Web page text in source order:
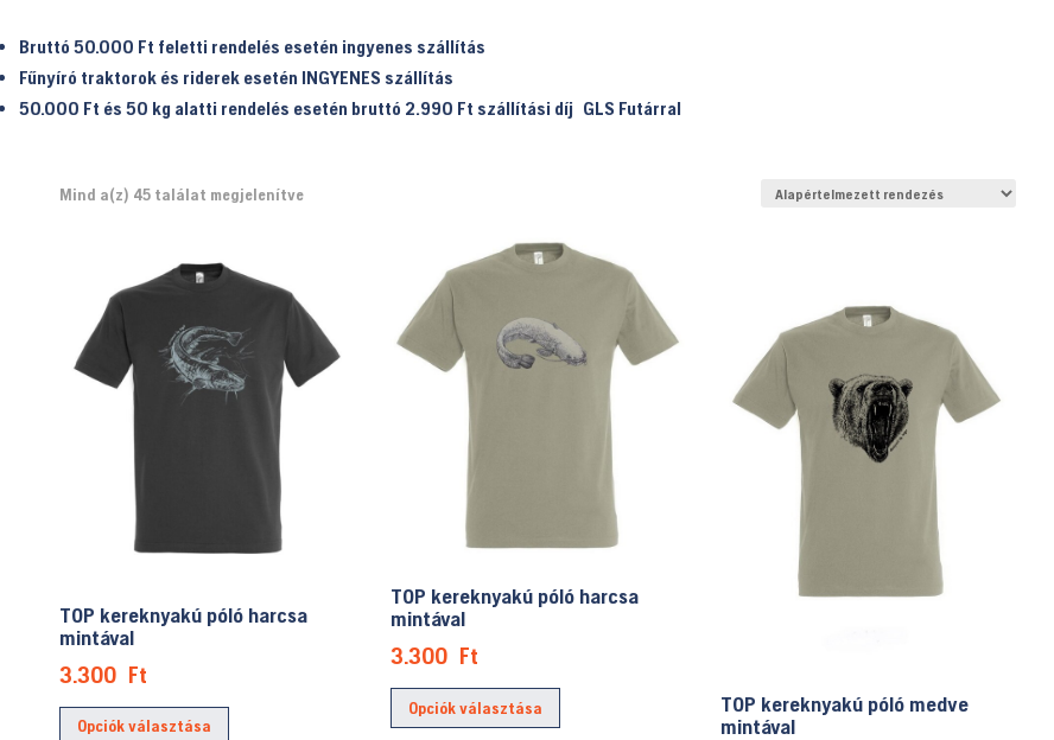
Bruttó 50.000 Ft feletti rendelés esetén ingyenes szállítás
Fűnyíró traktorok és riderek esetén INGYENES szállítás
50.000 Ft és 50 kg alatti rendelés esetén bruttó 2.990 Ft szállítási díj GLS Futárral
Mind a(z) 45 találat megjelenítve
TOP kereknyakú póló harcsa
mintával
3.300 Ft
Opciók választása
Ennek
TOP kereknyakú póló harcsa
mintával
3.300 Ft
Opciók választása
Ennek
TOP kereknyakú póló medve
mintával